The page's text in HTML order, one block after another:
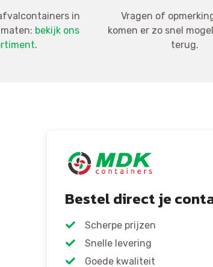
in
bekijk ons
.
Vragen of
komen er zo snel
terug.
Bestel direct je
Scherpe prijzen
Snelle levering
Goede kwaliteit